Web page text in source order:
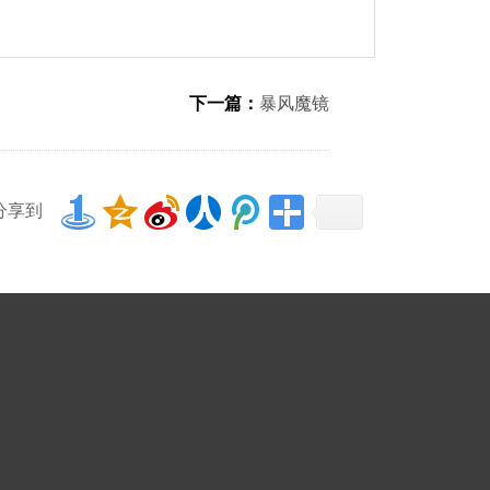
下一篇： 暴风魔镜
享到